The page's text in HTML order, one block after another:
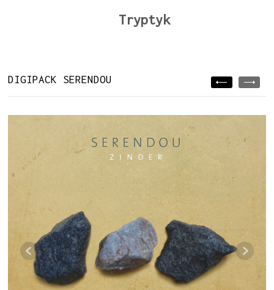
Tryptyk
DIGIPACK SERENDOU